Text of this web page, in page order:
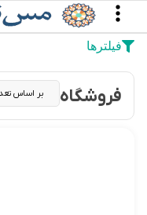
فیلترها
فروشگاه